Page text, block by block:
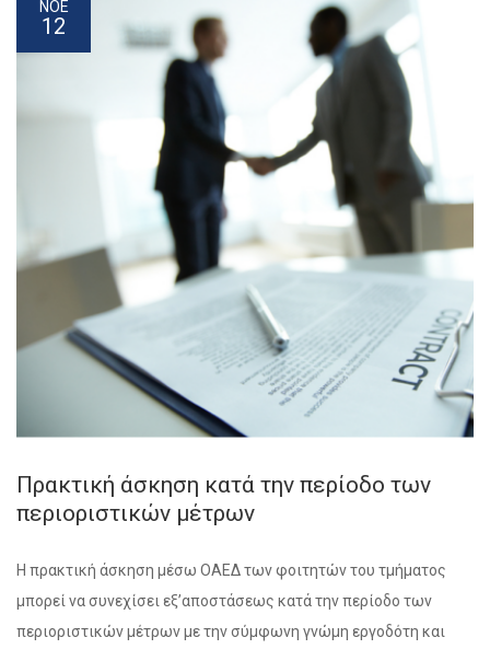
ΝΟΕ
12
Πρακτική άσκηση κατά την περίοδο των
περιοριστικών μέτρων
Η πρακτική άσκηση μέσω ΟΑΕΔ των φοιτητών του τμήματος
μπορεί να συνεχίσει εξ’αποστάσεως κατά την περίοδο των
περιοριστικών μέτρων με την σύμφωνη γνώμη εργοδότη και